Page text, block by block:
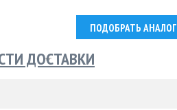
ПОДОБРАТЬ АНАЛОГ
ДОСТАВКИ